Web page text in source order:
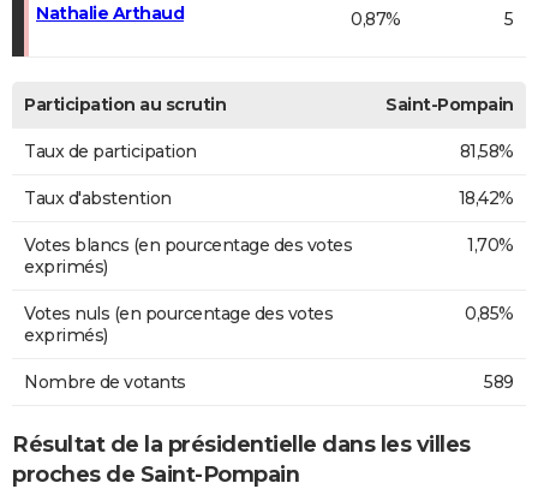
Nathalie Arthaud 0,87% 5
Participation au scrutin Saint-Pompain
Taux de participation 81,58%
Taux d'abstention 18,42%
Votes blancs (en pourcentage des votes
exprimés)
1,70%
Votes nuls (en pourcentage des votes
exprimés)
0,85%
Nombre de votants 589
Résultat de la présidentielle dans les villes
proches de Saint-Pompain